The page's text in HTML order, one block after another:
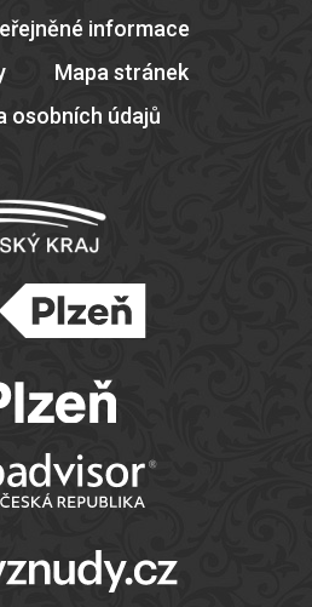
informace
Mapa stránek
osobních údajů